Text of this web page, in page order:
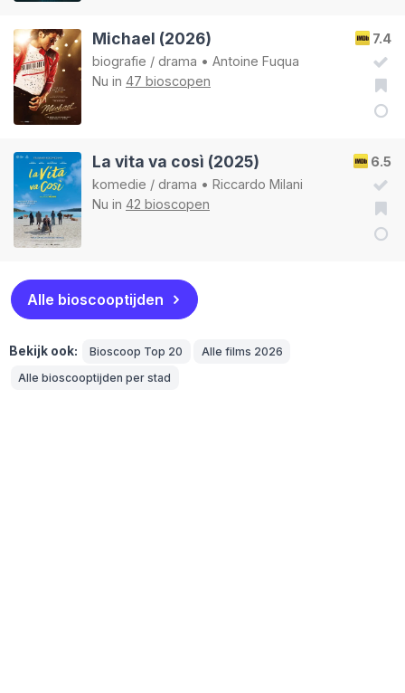
7.4
Michael (2026)
biografie / drama • Antoine Fuqua
Nu in 47 bioscopen
6.5
La vita va così (2025)
komedie / drama • Riccardo Milani
Nu in 42 bioscopen
Alle bioscooptijden
Bekijk ook: Bioscoop Top 20
Alle films 2026
Alle bioscooptijden per stad